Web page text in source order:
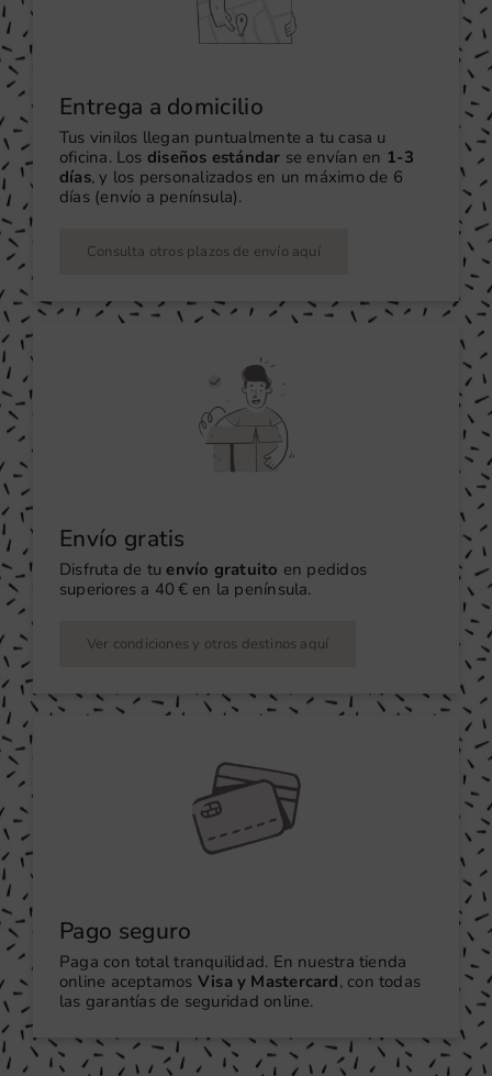
Entrega a domicilio
Tus vinilos llegan puntualmente a tu casa u
oficina. Los diseños estándar se envían en 1-3
días, y los personalizados en un máximo de 6
días (envío a península).
Consulta otros plazos de envío aquí
Envío gratis
Disfruta de tu envío gratuito en pedidos
superiores a 40 € en la península.
Ver condiciones y otros destinos aquí
Pago seguro
Paga con total tranquilidad. En nuestra tienda
online aceptamos Visa y Mastercard, con todas
las garantías de seguridad online.